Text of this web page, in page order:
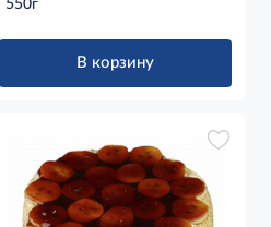
550г
В корзину